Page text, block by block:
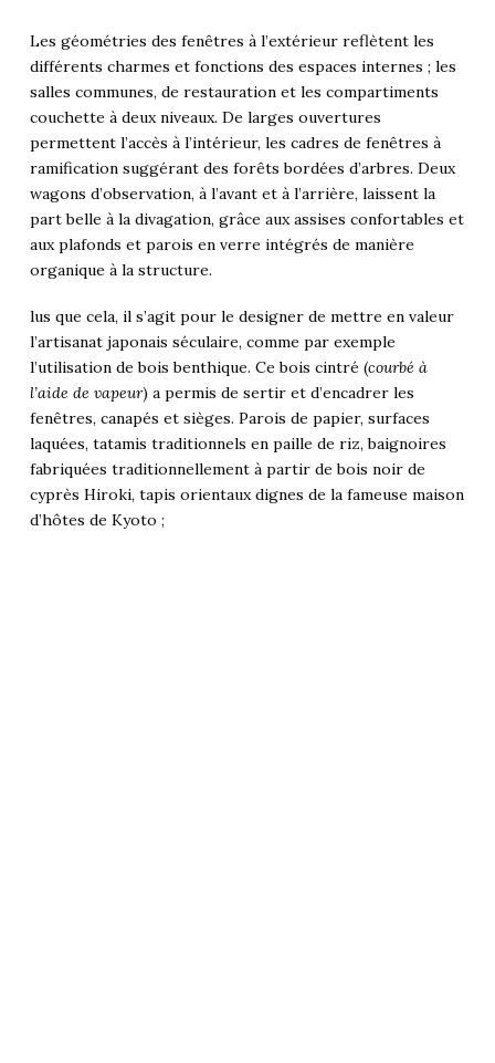
Les géométries des fenêtres à l’extérieur reflètent les
différents charmes et fonctions des espaces internes ; les
salles communes, de restauration et les compartiments
couchette à deux niveaux. De larges ouvertures
permettent l’accès à l’intérieur, les cadres de fenêtres à
ramification suggérant des forêts bordées d’arbres. Deux
wagons d’observation, à l’avant et à l’arrière, laissent la
part belle à la divagation, grâce aux assises confortables et
aux plafonds et parois en verre intégrés de manière
organique à la structure.
lus que cela, il s’agit pour le designer de mettre en valeur
l’artisanat japonais séculaire, comme par exemple
l’utilisation de bois benthique. Ce bois cintré (courbé à
l’aide de vapeur) a permis de sertir et d’encadrer les
fenêtres, canapés et sièges. Parois de papier, surfaces
laquées, tatamis traditionnels en paille de riz, baignoires
fabriquées traditionnellement à partir de bois noir de
cyprès Hiroki, tapis orientaux dignes de la fameuse maison
d’hôtes de Kyoto ;